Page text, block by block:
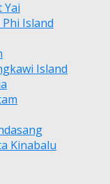
Yai
Phi Island
Island
Kinabalu